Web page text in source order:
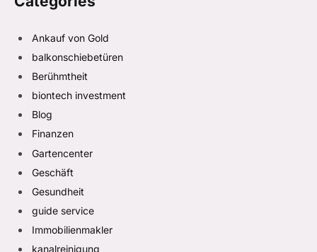
Ankauf von Gold
balkonschiebetüren
Berühmtheit
biontech investment
Blog
Finanzen
Gartencenter
Geschäft
Gesundheit
guide service
Immobilienmakler
kanalreinigung